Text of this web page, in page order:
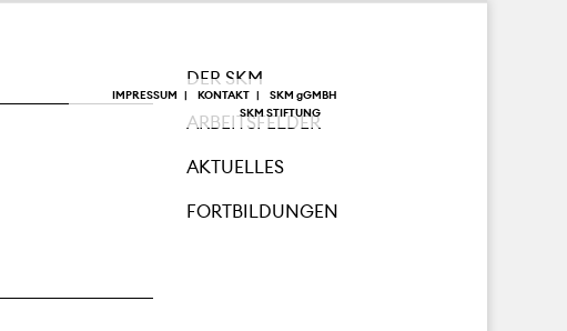
IMPRESSUM KONTAKT SKM gGMBH
SKM STIFTUNG
DER SKM
ARBEITSFELDER
AKTUELLES
FORTBILDUNGEN